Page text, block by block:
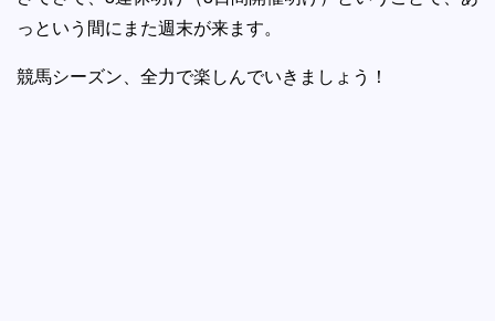
っという間にまた週末が来ます。
競馬シーズン、全力で楽しんでいきましょう！